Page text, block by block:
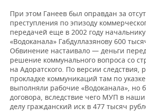
При этом Ганеев был оправдан за
преступления по эпизоду
передачей еще в 2002 году
«Водоканала» Габдуллазянову 600
Обвинение настаивало — деньги
решение коммунального вопроса со
на Адоратского. По версии следствия,
прокладке коммуникаций там по
выполняли рабочие «Водоканала», но
договора, вследствие чего МУП в
делу гражданский иск в 477 тысяч